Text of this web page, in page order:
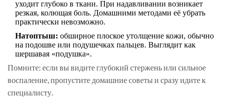
уходит глубоко в ткани. При надавливании возникает
резкая, колющая боль. Домашними методами её убрать
практически невозможно.
Натоптыш: обширное плоское утолщение кожи, обычно
на подошве или подушечках пальцев. Выглядит как
шершавая «подушка».
Помните: если вы видите глубокий стержень или сильное
воспаление, пропустите домашние советы и сразу идите к
специалисту.